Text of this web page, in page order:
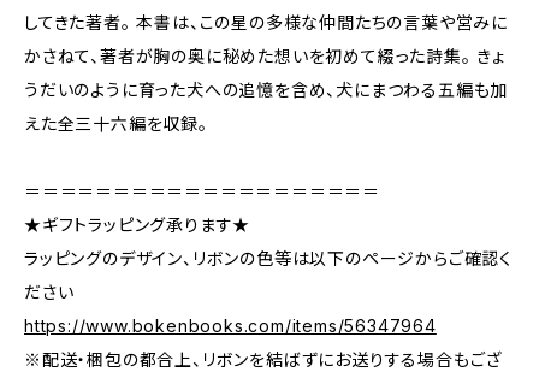
してきた著者。 本書は、この星の多様な仲間たちの言葉や営みに
かさねて、著者が胸の奥に秘めた想いを初めて綴った詩集。 きょ
うだいのように育った犬への追憶を含め、犬にまつわる五編も加
えた全三十六編を収録。
＝＝＝＝＝＝＝＝＝＝＝＝＝＝＝＝＝＝＝＝
★ギフトラッピング承ります★
ラッピングのデザイン、リボンの色等は以下のページからご確認く
ださい
https://www.bokenbooks.com/items/56347964
※配送・梱包の都合上、リボンを結ばずにお送りする場合もござ